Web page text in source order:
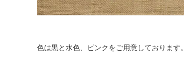
色は黒と水色、ピンクをご用意しております。